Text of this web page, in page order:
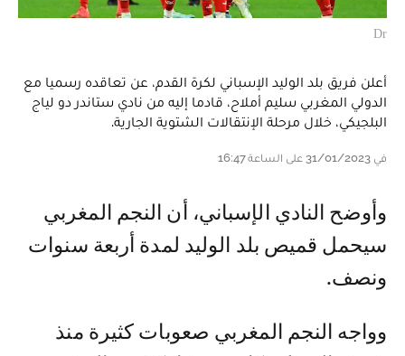
Dr
أعلن فريق بلد الوليد الإسباني لكرة القدم، عن تعاقده رسميا مع
الدولي المغربي سليم أملاح، قادما إليه من نادي ستاندر دو لياج
البلجيكي، خلال مرحلة الإنتقالات الشتوية الجارية.
في 31/01/2023 على الساعة 16:47
وأوضح النادي الإسباني، أن النجم المغربي
سيحمل قميص بلد الوليد لمدة أربعة سنوات
ونصف.
وواجه النجم المغربي صعوبات كثيرة منذ